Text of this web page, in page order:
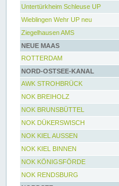
Untertürkheim Schleuse UP
Wieblingen Wehr UP neu
Ziegelhausen AMS
NEUE MAAS
ROTTERDAM
NORD-OSTSEE-KANAL
AWK STROHBRÜCK
NOK BREIHOLZ
NOK BRUNSBÜTTEL
NOK DÜKERSWISCH
NOK KIEL AUSSEN
NOK KIEL BINNEN
NOK KÖNIGSFÖRDE
NOK RENDSBURG